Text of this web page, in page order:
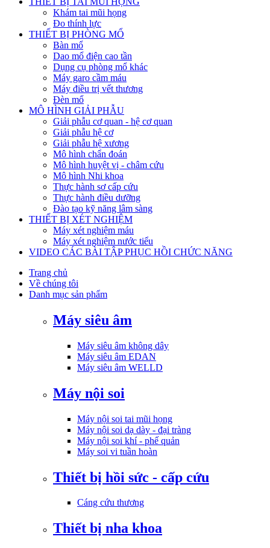
Khám tai mũi họng
Đo thính lực
THIẾT BỊ PHÒNG MỔ
Bàn mổ
Dao mổ điện cao tần
Dụng cụ phòng mổ khác
Máy garo cầm máu
Máy điều trị vết thương
Đèn mổ
MÔ HÌNH GIẢI PHẪU
Giải phẫu cơ quan - hệ cơ quan
Giải phẫu hệ cơ
Giải phẫu hệ xương
Mô hình chẩn đoán
Mô hình huyệt vị - châm cứu
Mô hình Nhi khoa
Thực hành sơ cấp cứu
Thực hành điều dưỡng
Đào tạo kỹ năng lâm sàng
THIẾT BỊ XÉT NGHIỆM
Máy xét nghiệm máu
Máy xét nghiệm nước tiểu
VIDEO CÁC BÀI TẬP PHỤC HỒI CHỨC NĂNG
Trang chủ
Về chúng tôi
Danh mục sản phẩm
Máy siêu âm
Máy siêu âm không dây
Máy siêu âm EDAN
Máy siêu âm WELLD
Máy nội soi
Máy nội soi tai mũi họng
Máy nội soi dạ dày - đại tràng
Máy nội soi khí - phế quản
Máy soi vi tuần hoàn
Thiết bị hồi sức - cấp cứu
Cáng cứu thương
Thiết bị nha khoa